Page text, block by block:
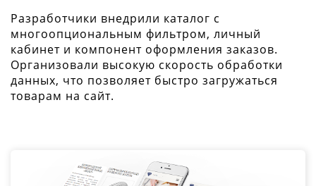
Разработчики внедрили каталог с
многоопциональным фильтром, личный
кабинет и компонент оформления заказов.
Организовали высокую скорость обработки
данных, что позволяет быстро загружаться
товарам на сайт.